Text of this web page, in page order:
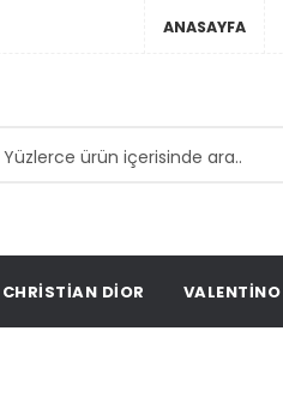
ANASAYFA
CHRISTIAN DIOR VALENTINO